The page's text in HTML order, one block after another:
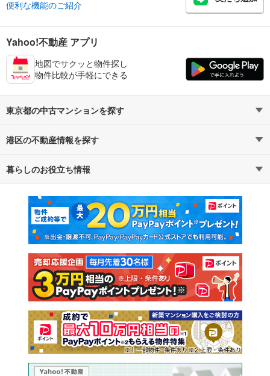
便利な機能のご紹介
Yahoo!不動産 アプリ
地図でサクッと物件探し
物件比較が手軽にできる
東京都の中古マンションを探す
路線・駅から探す
通勤・通学時間から探す
港区の不動産情報を探す
不動産・住宅
新築マンション 中古マンション
新築一戸建て 中古一戸建て
注文住宅 土地
売却査定
暮らしのお役立ち情報
マンションカタログ 教えて！住まいの先生